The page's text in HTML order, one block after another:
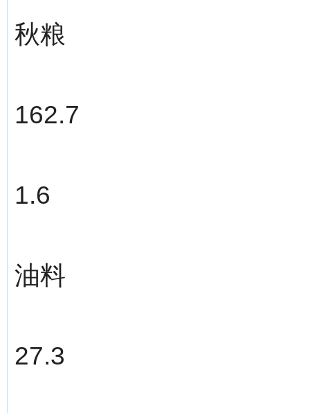
秋粮
162.7
1.6
油料
27.3